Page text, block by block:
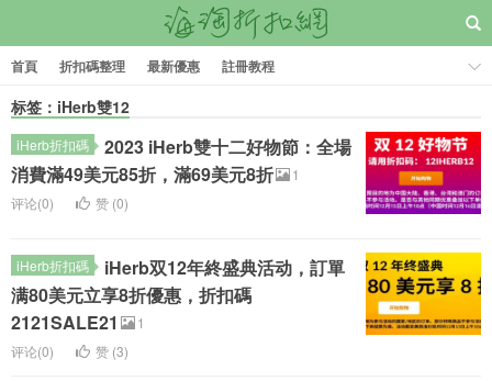
首頁 折扣碼整理 最新優惠 註冊教程
标签：iHerb雙12
iHerb折扣碼
2023 iHerb雙十二好物節：全場
消費滿49美元85折，滿69美元8折
1
评论(0)
赞 (0)
iHerb折扣碼
iHerb双12年終盛典活动，訂單
满80美元立享8折優惠，折扣碼
2121SALE21
1
评论(0)
赞 (3)